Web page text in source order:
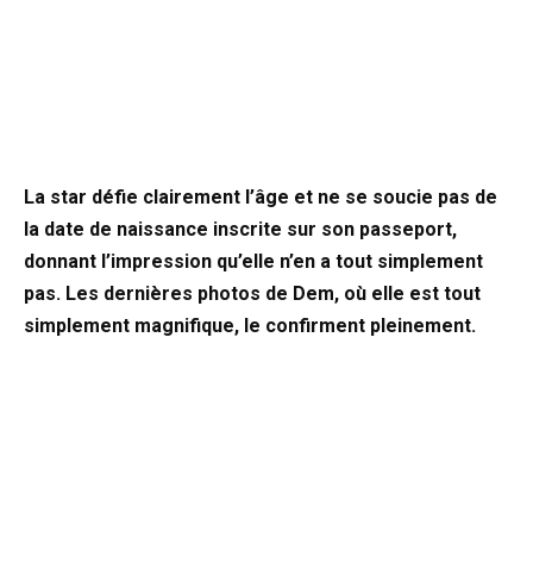
La star défie clairement l’âge et ne se soucie pas de
la date de naissance inscrite sur son passeport,
donnant l’impression qu’elle n’en a tout simplement
pas. Les dernières photos de Dem, où elle est tout
simplement magnifique, le confirment pleinement.